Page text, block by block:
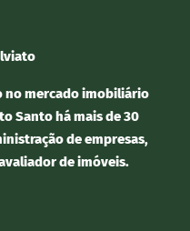
no mercado imobiliário
Santo há mais de 30
de empresas,
de imóveis.